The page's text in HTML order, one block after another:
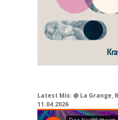
Latest Mix: @ La Grange,
11.04.2026